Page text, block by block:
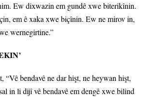
Ew dixwazin em gundê xwe biterikînin.
em ê xaka xwe biçînin. Ew ne mirov in,
wernegirtine.”
“Vê bendavê ne dar hişt, ne heywan hişt,
in li dijî vê bendavê em dengê xwe bilind